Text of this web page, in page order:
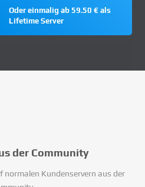
Oder einmalig ab 59.50 € als
Lifetime Server
der Community
normalen Kundenservern aus der